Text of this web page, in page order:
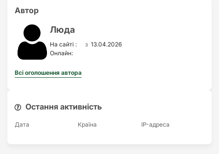
Автор
Люда
На сайті : з 13.04.2026
Онлайн:
Всі оголошення автора
Остання активність
Дата Країна IP-адреса